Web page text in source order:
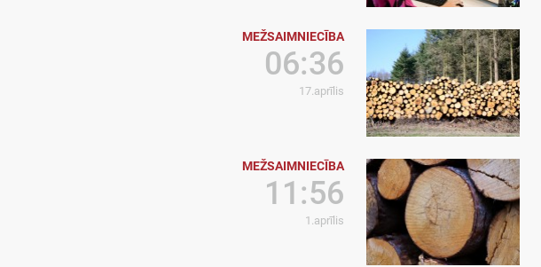
MEŽSAIMNIECĪBA
06:36
17.aprīlis
MEŽSAIMNIECĪBA
11:56
1.aprīlis